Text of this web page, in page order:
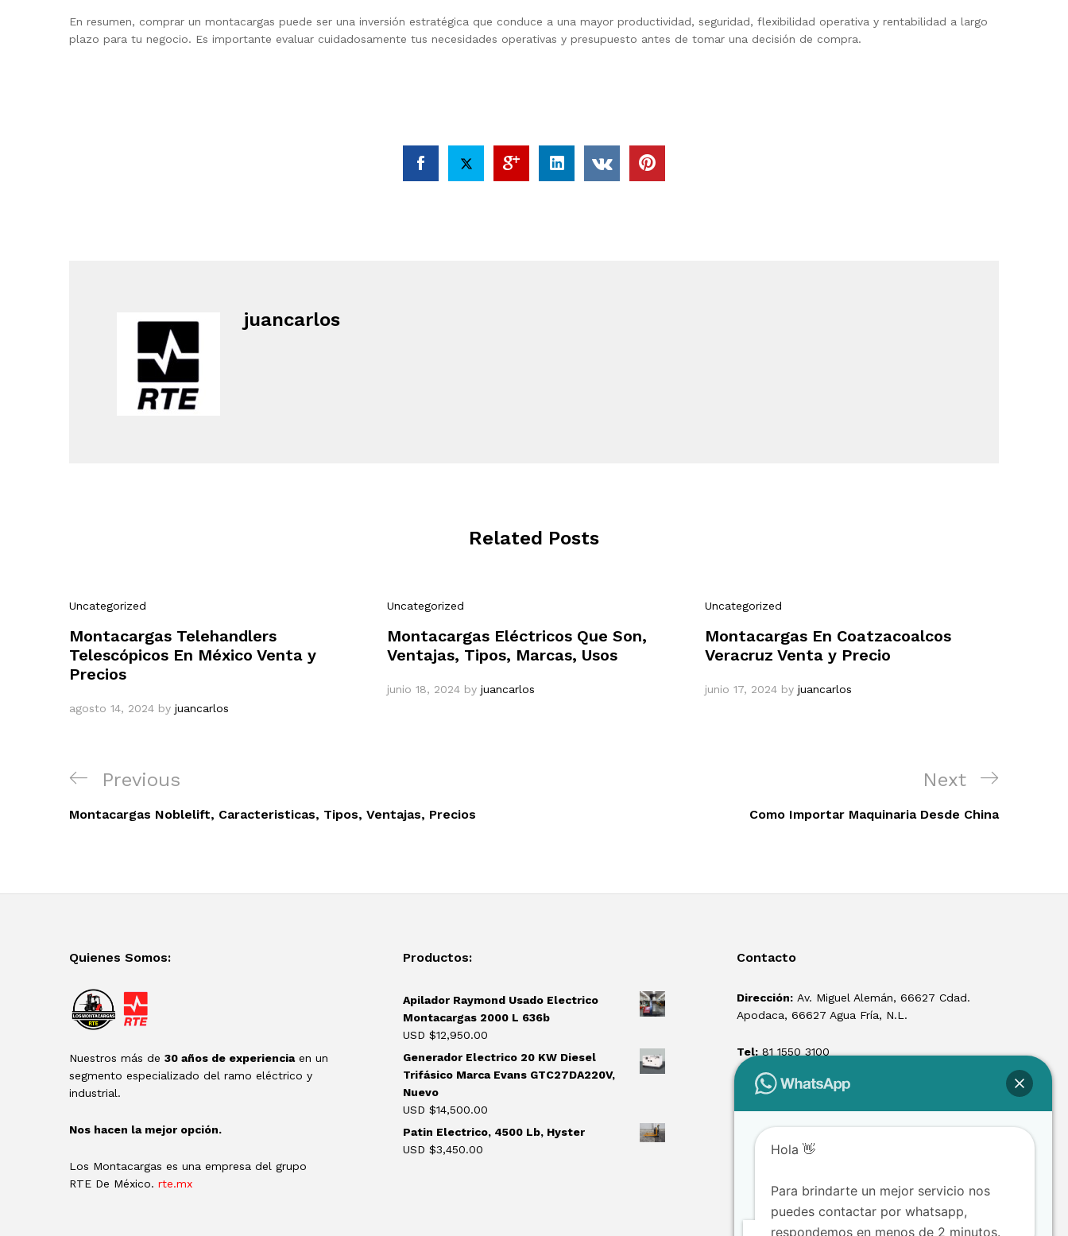
En resumen, comprar un montacargas puede ser una inversión estratégica que conduce a una mayor productividad, seguridad, flexibilidad operativa y rentabilidad a largo
plazo para tu negocio. Es importante evaluar cuidadosamente tus necesidades operativas y presupuesto antes de tomar una decisión de compra.
juancarlos
Related Posts
Uncategorized
Montacargas Telehandlers
Telescópicos En México Venta y
Precios
agosto 14, 2024 by juancarlos
Uncategorized
Montacargas Eléctricos Que Son,
Ventajas, Tipos, Marcas, Usos
junio 18, 2024 by juancarlos
Uncategorized
Montacargas En Coatzacoalcos
Veracruz Venta y Precio
junio 17, 2024 by juancarlos
Navegación
entradas
Previous
Post
Previous
Montacargas Noblelift, Caracteristicas, Tipos, Ventajas, Precios
Next
Post
Next
Como Importar Maquinaria Desde China
Quienes Somos:
Nuestros más de 30 años de experienciaen un
segmento especializado del ramo eléctrico y
industrial.
Nos hacen la mejor opción.
Los Montacargas es una empresa del grupo
RTE De México. rte.mx
Productos:
Apilador Raymond Usado Electrico
Montacargas 2000 L 636b
USD $12,950.00
Generador Electrico 20 KW Diesel
Trifásico Marca Evans GTC27DA220V,
Nuevo
USD $14,500.00
Patin Electrico, 4500 Lb, Hyster
USD $3,450.00
Contacto
Dirección: Av. Miguel Alemán, 66627 Cdad.
Apodaca, 66627 Agua Fría, N.L.
Tel: 81 1550 3100
ventas@losmontacargas.mx
Hola 👋
Para brindarte un mejor servicio nos
puedes contactar por whatsapp,
respondemos en menos de 2 minutos.